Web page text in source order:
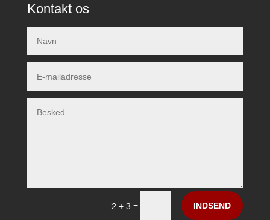
Kontakt os
2 + 3 = INDSEND